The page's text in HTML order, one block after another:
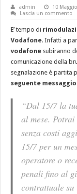
admin 10
Lascia un commento
E’ tempo di
Vodafone. Infatti a
vodafone subiranno
comunicazione della
segnalazione è partita
seguente messaggio
“Dal 15/7 la
al mese.
senza costi
15/7 per un
operatore o
penali fino al
contrattuale